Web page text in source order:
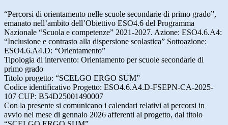
“Percorsi di orientamento nelle scuole secondarie di primo grado”,
emanato nell’ambito dell’Obiettivo ESO4.6 del Programma
Nazionale “Scuola e competenze” 2021-2027. Azione: ESO4.6.A4:
“Inclusione e contrasto alla dispersione scolastica” Sottoazione:
ESO4.6.A4.D: “Orientamento”
Tipologia di intervento: Orientamento per scuole secondarie di
primo grado
Titolo progetto: “SCELGO ERGO SUM”
Codice identificativo Progetto: ESO4.6.A4.D-FSEPN-CA-2025-
107 CUP: B54D25001490007
Con la presente si comunicano i calendari relativi ai percorsi in
avvio nel mese di gennaio 2026 afferenti al progetto, dal titolo